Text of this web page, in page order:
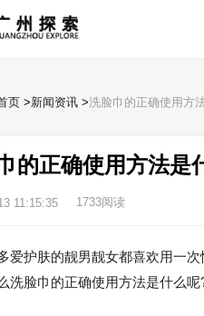
页 >新闻资讯 >洗脸巾的正确使用方
的正确使用方法是
11:15:35 1733阅读
爱护肤的靓男靓女都喜欢用一
洗脸巾的正确使用方法是什么